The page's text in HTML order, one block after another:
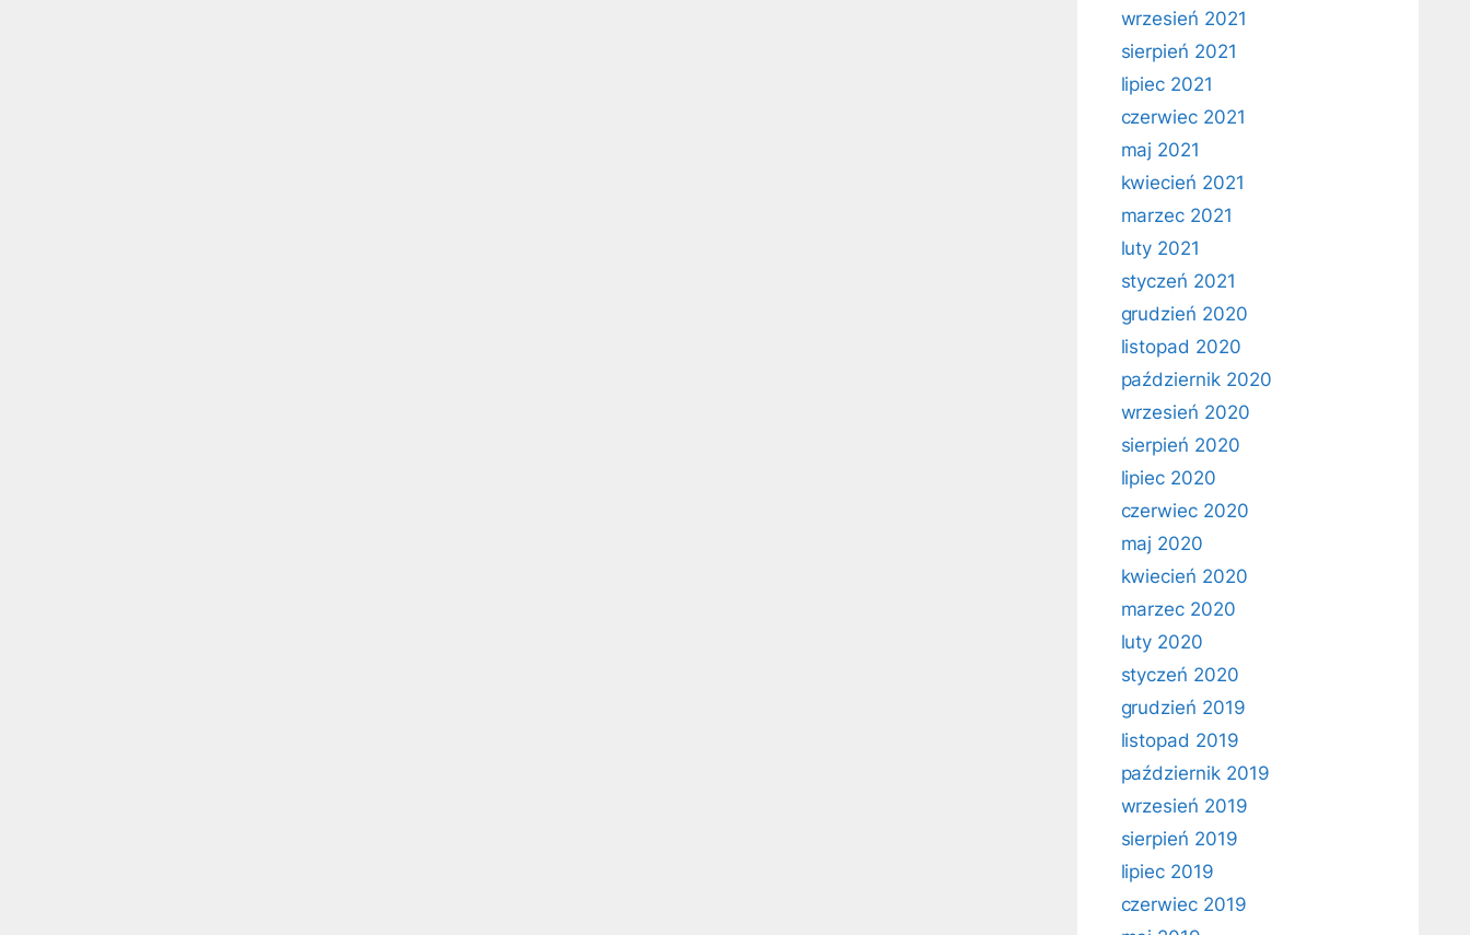
wrzesień 2021
sierpień 2021
lipiec 2021
czerwiec 2021
maj 2021
kwiecień 2021
marzec 2021
luty 2021
styczeń 2021
grudzień 2020
listopad 2020
październik 2020
wrzesień 2020
sierpień 2020
lipiec 2020
czerwiec 2020
maj 2020
kwiecień 2020
marzec 2020
luty 2020
styczeń 2020
grudzień 2019
listopad 2019
październik 2019
wrzesień 2019
sierpień 2019
lipiec 2019
czerwiec 2019